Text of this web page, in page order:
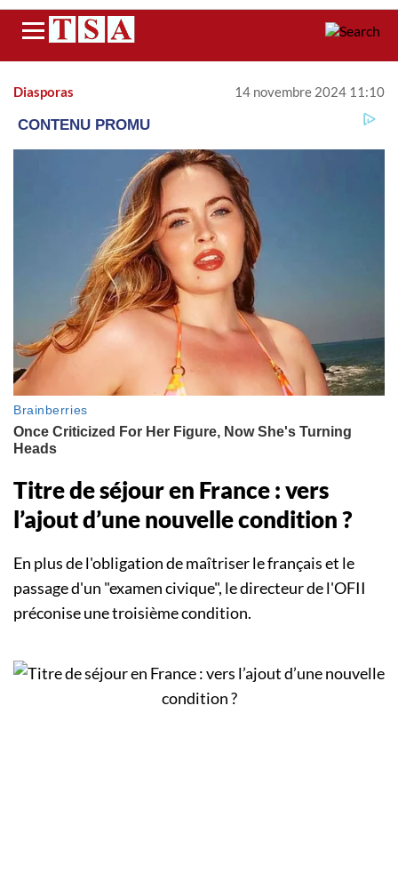
Menu
Diasporas 14 novembre 2024 11:10
Titre de séjour en France : vers
l’ajout d’une nouvelle condition ?
En plus de l'obligation de maîtriser le français et le
passage d'un "examen civique", le directeur de l'OFII
préconise une troisième condition.